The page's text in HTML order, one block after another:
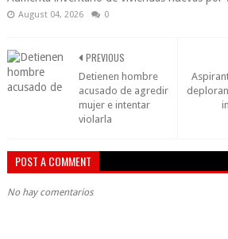
August 04, 2026 0
PREVIOUS
Detienen hombre
acusado de agredir
mujer e intentar
violarla
POST A COMMENT
No hay comentarios